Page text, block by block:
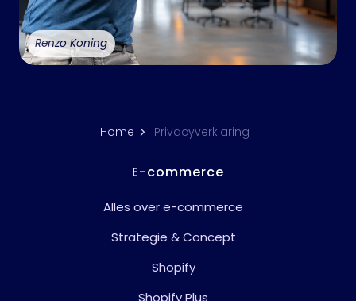
Renzo Koning
Home Privacyverklaring
E-commerce
Alles over e-commerce
Strategie & Concept
Shopify
Shopify Plus